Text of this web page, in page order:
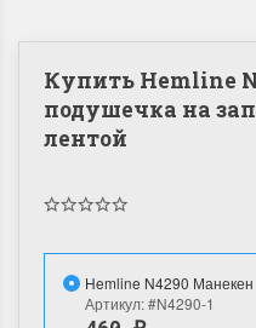
Купить Hemline
подушечка на
лентой
Hemline N4290 Манекен
Артикул:#N4290-1